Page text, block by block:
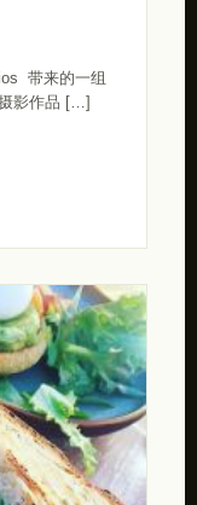
带来的一组
影作品 […]